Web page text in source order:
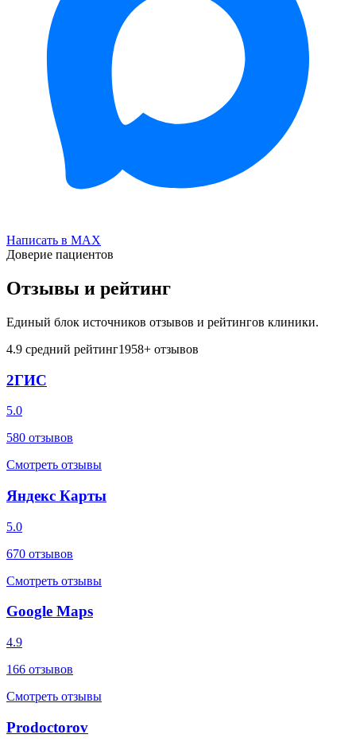
Написать в MAX
Доверие пациентов
Отзывы и рейтинг
Единый блок источников отзывов и рейтингов клиники.
4.9 средний рейтинг1958+ отзывов
2ГИС
5.0
580 отзывов
Смотреть отзывы
Яндекс Карты
5.0
670 отзывов
Смотреть отзывы
Google Maps
4.9
166 отзывов
Смотреть отзывы
Prodoctorov